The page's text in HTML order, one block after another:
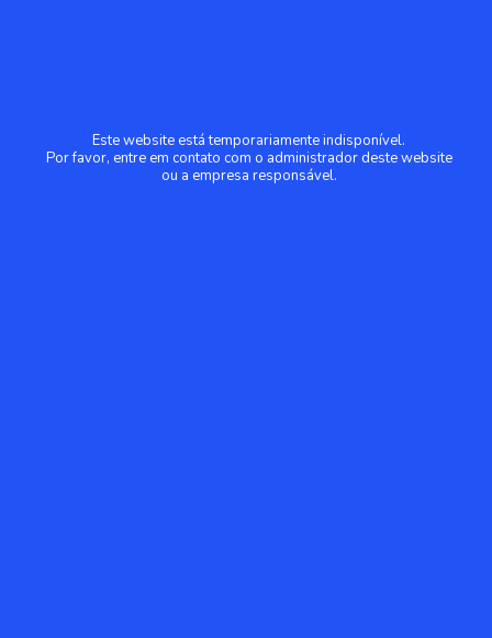
Este website está temporariamente indisponível.
Por favor, entre em contato com o administrador deste website
ou a empresa responsável.